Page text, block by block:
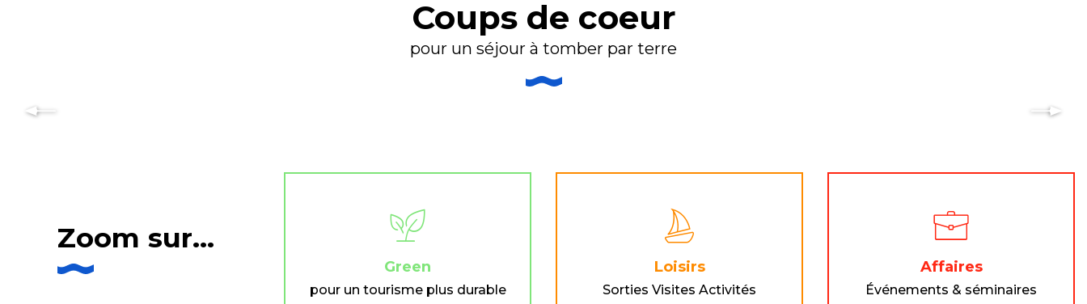
Coups de coeur
pour un séjour à tomber par terre
Les festivals de musique à vivre tout l’été en Morbihan
Zoom sur...
Green
pour un tourisme plus durable
Loisirs
Sorties Visites Activités
Affaires
Événements & séminaires